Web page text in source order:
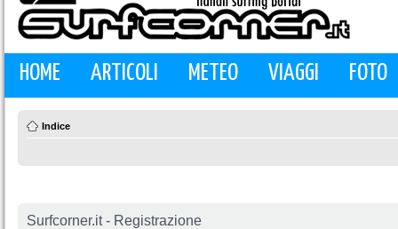
HOME ARTICOLI METEO VIAGGI FOTO
Indice
Surfcorner.it - Registrazione